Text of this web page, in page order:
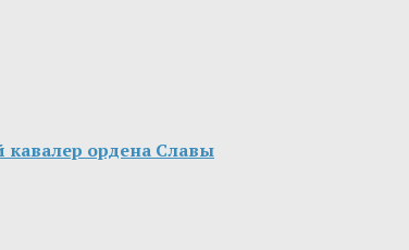
ордена Славы